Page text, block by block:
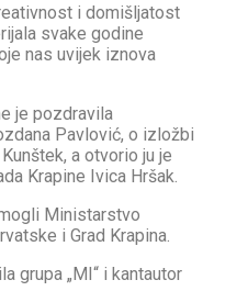
i domišljatost
svake godine
nas uvijek iznova
je pozdravila
Pavlović, o izložbi
a otvorio ju je
Krapine Ivica Hršak.
Ministarstvo
i Grad Krapina.
grupa „MI“ i kantautor